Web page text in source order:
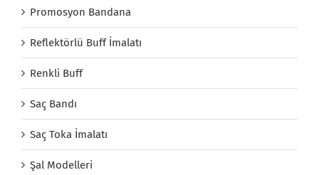
Promosyon Bandana
Reflektörlü Buff İmalatı
Renkli Buff
Saç Bandı
Saç Toka İmalatı
Şal Modelleri